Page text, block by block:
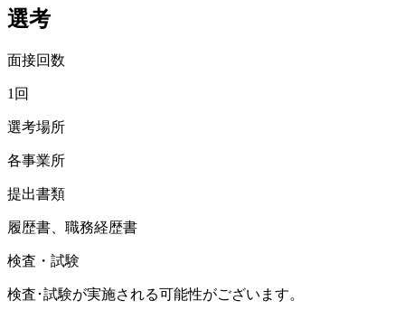
選考
面接回数
1回
選考場所
各事業所
提出書類
履歴書、職務経歴書
検査・試験
検査･試験が実施される可能性がございます。